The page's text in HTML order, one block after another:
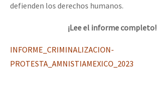
defienden los derechos humanos.
¡Lee el informe completo!
INFORME_CRIMINALIZACION-
PROTESTA_AMNISTIAMEXICO_2023